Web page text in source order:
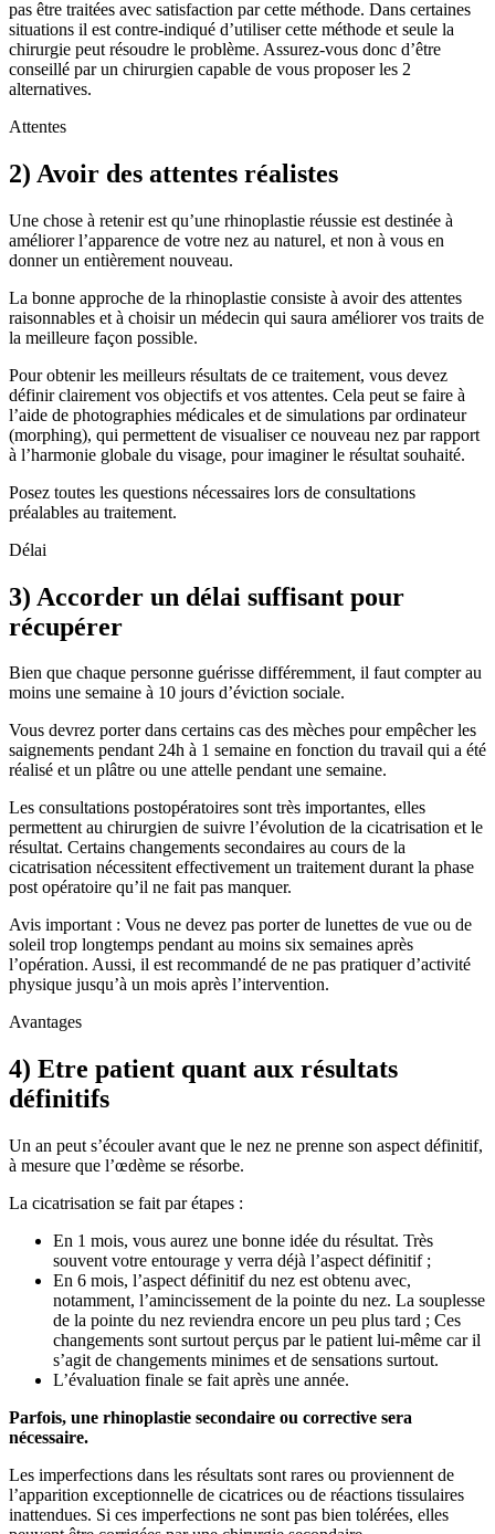
pas être traitées avec satisfaction par cette méthode. Dans certaines
situations il est contre-indiqué d’utiliser cette méthode et seule la
chirurgie peut résoudre le problème. Assurez-vous donc d’être
conseillé par un chirurgien capable de vous proposer les 2
alternatives.
Attentes
2) Avoir des attentes réalistes
Une chose à retenir est qu’une rhinoplastie réussie est destinée à
améliorer l’apparence de votre nez au naturel, et non à vous en
donner un entièrement nouveau.
La bonne approche de la rhinoplastie consiste à avoir des attentes
raisonnables et à choisir un médecin qui saura améliorer vos traits de
la meilleure façon possible.
Pour obtenir les meilleurs résultats de ce traitement, vous devez
définir clairement vos objectifs et vos attentes. Cela peut se faire à
l’aide de photographies médicales et de simulations par ordinateur
(morphing), qui permettent de visualiser ce nouveau nez par rapport
à l’harmonie globale du visage, pour imaginer le résultat souhaité.
Posez toutes les questions nécessaires lors de consultations
préalables au traitement.
Délai
3) Accorder un délai suffisant pour
récupérer
Bien que chaque personne guérisse différemment, il faut compter au
moins une semaine à 10 jours d’éviction sociale.
Vous devrez porter dans certains cas des mèches pour empêcher les
saignements pendant 24h à 1 semaine en fonction du travail qui a été
réalisé et un plâtre ou une attelle pendant une semaine.
Les consultations postopératoires sont très importantes, elles
permettent au chirurgien de suivre l’évolution de la cicatrisation et le
résultat. Certains changements secondaires au cours de la
cicatrisation nécessitent effectivement un traitement durant la phase
post opératoire qu’il ne fait pas manquer.
Avis important : Vous ne devez pas porter de lunettes de vue ou de
soleil trop longtemps pendant au moins six semaines après
l’opération. Aussi, il est recommandé de ne pas pratiquer d’activité
physique jusqu’à un mois après l’intervention.
Avantages
4) Etre patient quant aux résultats
définitifs
Un an peut s’écouler avant que le nez ne prenne son aspect définitif,
à mesure que l’œdème se résorbe.
La cicatrisation se fait par étapes :
En 1 mois, vous aurez une bonne idée du résultat. Très
souvent votre entourage y verra déjà l’aspect définitif ;
En 6 mois, l’aspect définitif du nez est obtenu avec,
notamment, l’amincissement de la pointe du nez. La souplesse
de la pointe du nez reviendra encore un peu plus tard ; Ces
changements sont surtout perçus par le patient lui-même car il
s’agit de changements minimes et de sensations surtout.
L’évaluation finale se fait après une année.
Parfois, une rhinoplastie secondaire ou corrective sera
nécessaire.
Les imperfections dans les résultats sont rares ou proviennent de
l’apparition exceptionnelle de cicatrices ou de réactions tissulaires
inattendues. Si ces imperfections ne sont pas bien tolérées, elles